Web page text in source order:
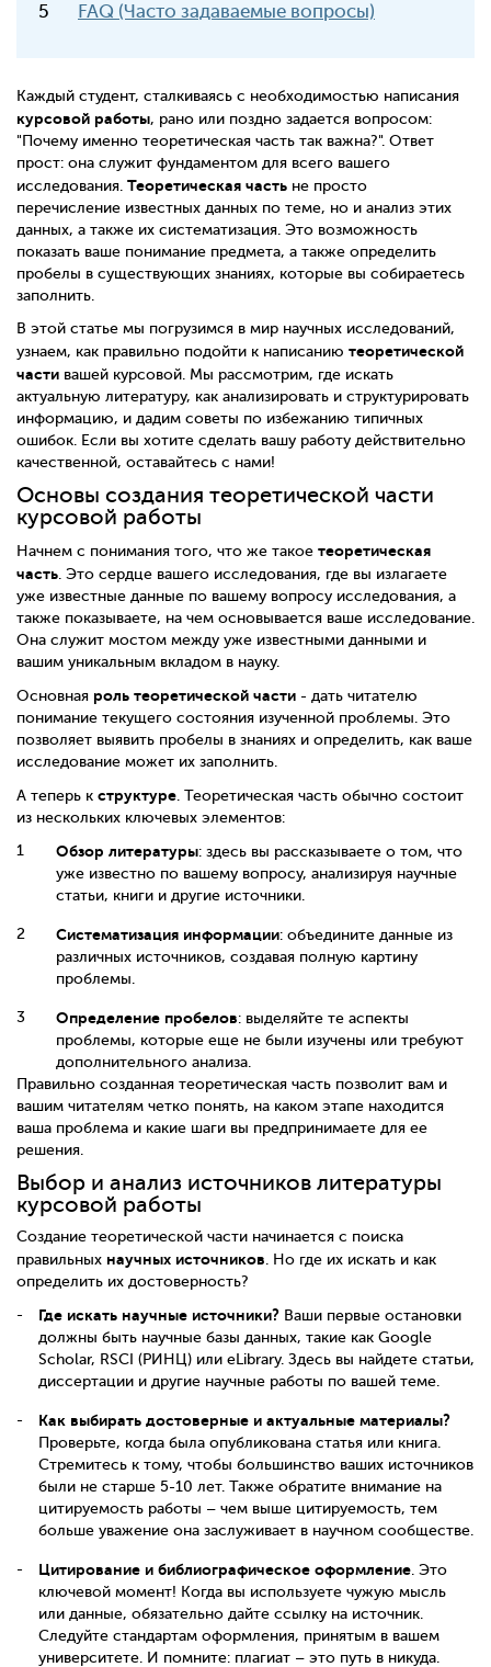
FAQ (Часто задаваемые вопросы)
Каждый студент, сталкиваясь с необходимостью написания
курсовой работы, рано или поздно задается вопросом:
"Почему именно теоретическая часть так важна?". Ответ
прост: она служит фундаментом для всего вашего
исследования. Теоретическая часть не просто
перечисление известных данных по теме, но и анализ этих
данных, а также их систематизация. Это возможность
показать ваше понимание предмета, а также определить
пробелы в существующих знаниях, которые вы собираетесь
заполнить.
В этой статье мы погрузимся в мир научных исследований,
узнаем, как правильно подойти к написанию теоретической
части вашей курсовой. Мы рассмотрим, где искать
актуальную литературу, как анализировать и структурировать
информацию, и дадим советы по избежанию типичных
ошибок. Если вы хотите сделать вашу работу действительно
качественной, оставайтесь с нами!
Основы создания теоретической части
курсовой работы
Начнем с понимания того, что же такое теоретическая
часть . Это сердце вашего исследования, где вы излагаете
уже известные данные по вашему вопросу исследования, а
также показываете, на чем основывается ваше исследование.
Она служит мостом между уже известными данными и
вашим уникальным вкладом в науку.
Основная роль теоретической части - дать читателю
понимание текущего состояния изученной проблемы. Это
позволяет выявить пробелы в знаниях и определить, как ваше
исследование может их заполнить.
А теперь к структуре . Теоретическая часть обычно состоит
из нескольких ключевых элементов:
Обзор литературы: здесь вы рассказываете о том, что
уже известно по вашему вопросу, анализируя научные
статьи, книги и другие источники.
Систематизация информации: объедините данные из
различных источников, создавая полную картину
проблемы.
Определение пробелов: выделяйте те аспекты
проблемы, которые еще не были изучены или требуют
дополнительного анализа.
Правильно созданная теоретическая часть позволит вам и
вашим читателям четко понять, на каком этапе находится
ваша проблема и какие шаги вы предпринимаете для ее
решения.
Выбор и анализ источников литературы
курсовой работы
Создание теоретической части начинается с поиска
правильных научных источников. Но где их искать и как
определить их достоверность?
Где искать научные источники? Ваши первые остановки
должны быть научные базы данных, такие как Google
Scholar, RSCI (РИНЦ) или eLibrary. Здесь вы найдете статьи,
диссертации и другие научные работы по вашей теме.
Как выбирать достоверные и актуальные материалы?
Проверьте, когда была опубликована статья или книга.
Стремитесь к тому, чтобы большинство ваших источников
были не старше 5-10 лет. Также обратите внимание на
цитируемость работы – чем выше цитируемость, тем
больше уважение она заслуживает в научном сообществе.
Цитирование и библиографическое оформление. Это
ключевой момент! Когда вы используете чужую мысль
или данные, обязательно дайте ссылку на источник.
Следуйте стандартам оформления, принятым в вашем
университете. И помните: плагиат – это путь в никуда.